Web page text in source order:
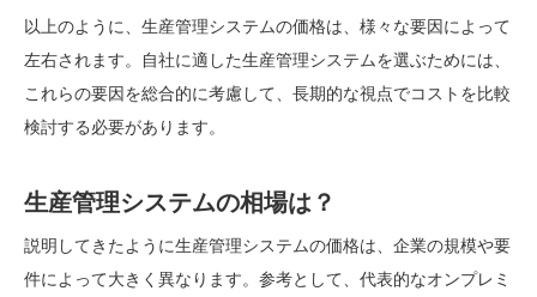
以上のように、生産管理システムの価格は、様々な要因によって
左右されます。自社に適した生産管理システムを選ぶためには、
これらの要因を総合的に考慮して、長期的な視点でコストを比較
検討する必要があります。
生産管理システムの相場は？
説明してきたように生産管理システムの価格は、企業の規模や要
件によって大きく異なります。参考として、代表的なオンプレミ